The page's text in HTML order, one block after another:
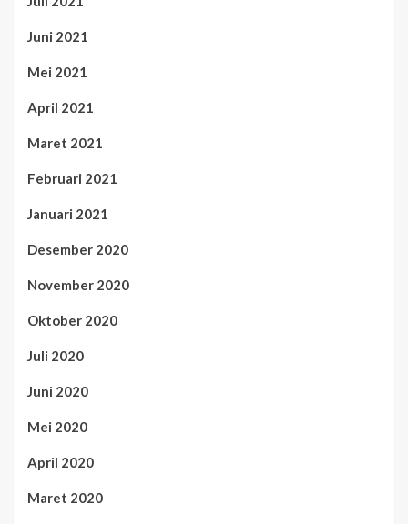
Juni 2021
Mei 2021
April 2021
Maret 2021
Februari 2021
Januari 2021
Desember 2020
November 2020
Oktober 2020
Juli 2020
Juni 2020
Mei 2020
April 2020
Maret 2020